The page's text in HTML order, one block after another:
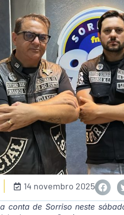
14 novembro 2025
conta de Sorriso neste